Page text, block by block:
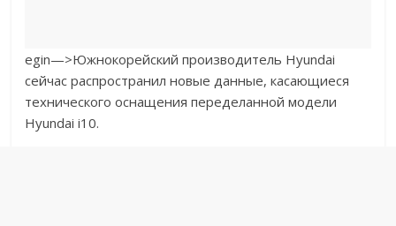
egin—>Южнокорейский производитель Hyundai
сейчас распространил новые данные, касающиеся
технического оснащения переделанной модели
Hyundai i10.